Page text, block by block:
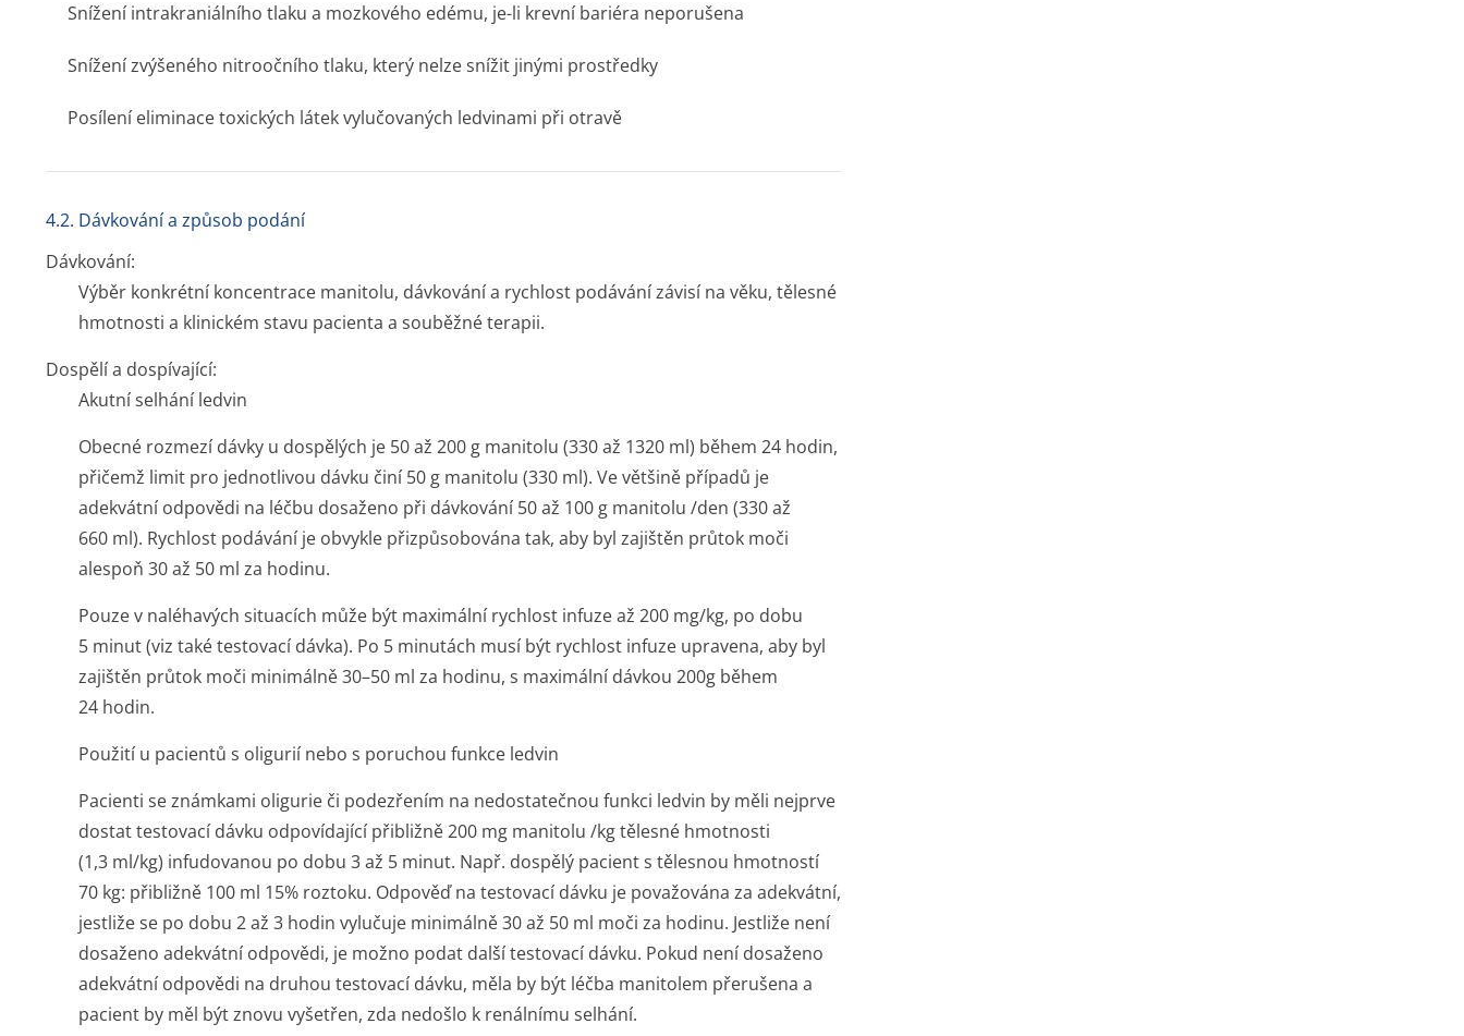
Snížení intrakraniálního tlaku a mozkového edému, je-li krevní bariéra neporušena
Snížení zvýšeného nitroočního tlaku, který nelze snížit jinými prostředky
Posílení eliminace toxických látek vylučovaných ledvinami při otravě
4.2. Dávkování a způsob podání
Dávkování:
Výběr konkrétní koncentrace manitolu, dávkování a rychlost podávání závisí na věku, tělesné
hmotnosti a klinickém stavu pacienta a souběžné terapii.
Dospělí a dospívající:
Akutní selhání ledvin
Obecné rozmezí dávky u dospělých je 50 až 200 g manitolu (330 až 1320 ml) během 24 hodin,
přičemž limit pro jednotlivou dávku činí 50 g manitolu (330 ml). Ve většině případů je
adekvátní odpovědi na léčbu dosaženo při dávkování 50 až 100 g manitolu /den (330 až
660 ml). Rychlost podávání je obvykle přizpůsobována tak, aby byl zajištěn průtok moči
alespoň 30 až 50 ml za hodinu.
Pouze v naléhavých situacích může být maximální rychlost infuze až 200 mg/kg, po dobu
5 minut (viz také testovací dávka). Po 5 minutách musí být rychlost infuze upravena, aby byl
zajištěn průtok moči minimálně 30–50 ml za hodinu, s maximální dávkou 200g během
24 hodin.
Použití u pacientů s oligurií nebo s poruchou funkce ledvin
Pacienti se známkami oligurie či podezřením na nedostatečnou funkci ledvin by měli nejprve
dostat testovací dávku odpovídající přibližně 200 mg manitolu /kg tělesné hmotnosti
(1,3 ml/kg) infudovanou po dobu 3 až 5 minut. Např. dospělý pacient s tělesnou hmotností
70 kg: přibližně 100 ml 15% roztoku. Odpověď na testovací dávku je považována za adekvátní,
jestliže se po dobu 2 až 3 hodin vylučuje minimálně 30 až 50 ml moči za hodinu. Jestliže není
dosaženo adekvátní odpovědi, je možno podat další testovací dávku. Pokud není dosaženo
adekvátní odpovědi na druhou testovací dávku, měla by být léčba manitolem přerušena a
pacient by měl být znovu vyšetřen, zda nedošlo k renálnímu selhání.